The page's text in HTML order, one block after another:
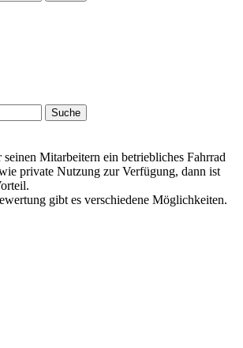
Suche
Mitarbeitern ein betriebliches Fahrrad
private Nutzung zur Verfügung, dann ist
gibt es verschiedene Möglichkeiten.